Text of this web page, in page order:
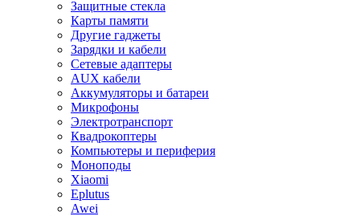
Защитные стекла
Карты памяти
Другие гаджеты
Зарядки и кабели
Сетевые адаптеры
AUX кабели
Аккумуляторы и батареи
Микрофоны
Электротранспорт
Квадрокоптеры
Компьютеры и периферия
Моноподы
Xiaomi
Eplutus
Awei